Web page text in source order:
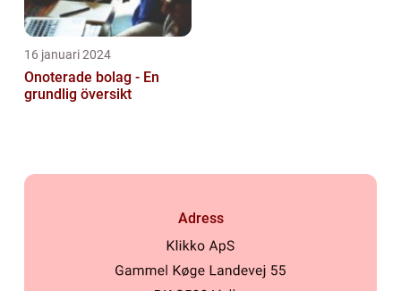
16 januari 2024
Onoterade bolag - En
grundlig översikt
Adress